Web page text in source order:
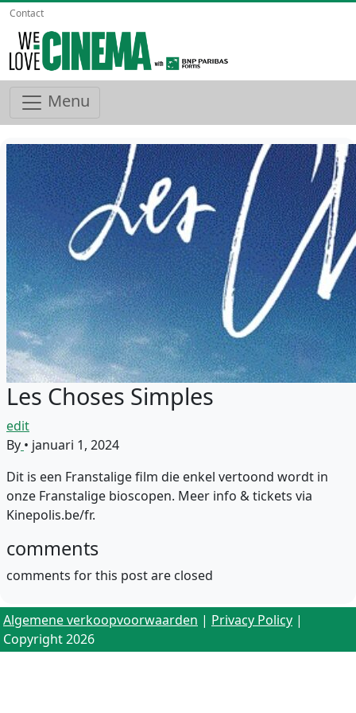
Contact
Menu
Les Choses Simples
edit
By • januari 1, 2024
Dit is een Franstalige film die enkel vertoond wordt in
onze Franstalige bioscopen. Meer info & tickets via
Kinepolis.be/fr.
comments
comments for this post are closed
Algemene verkoopvoorwaarden | Privacy Policy |
Copyright 2026